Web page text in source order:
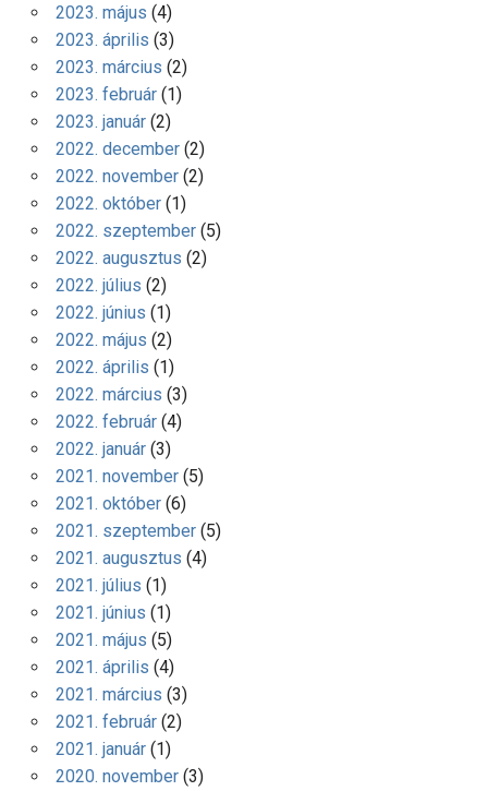
2023. május (4)
2023. április (3)
2023. március (2)
2023. február(1)
2023. január(2)
2022. december(2)
2022. november(2)
2022. október(1)
2022. szeptember(5)
2022. augusztus (2)
2022. július (2)
2022. június (1)
2022. május (2)
2022. április (1)
2022. március (3)
2022. február(4)
2022. január(3)
2021. november(5)
2021. október(6)
2021. szeptember(5)
2021. augusztus (4)
2021. július (1)
2021. június (1)
2021. május (5)
2021. április (4)
2021. március (3)
2021. február(2)
2021. január(1)
2020. november(3)